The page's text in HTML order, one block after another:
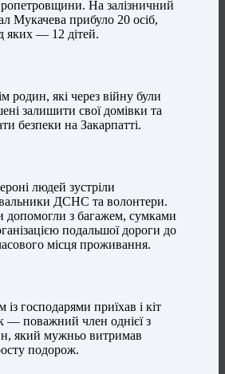
На залізничний
Мукачева прибуло 20 осіб,
яких — 12 дітей.
родин, які через війну були
залишити свої домівки та
безпеки на Закарпатті.
людей зустріли
ДСНС та волонтери.
допомогли з багажем, сумками
подальшої дороги до
місця проживання.
із господарями приїхав і кіт
— поважний член однієї з
який мужньо витримав
подорож.